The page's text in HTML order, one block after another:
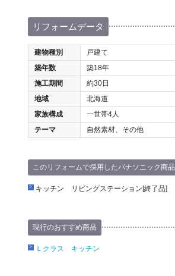
リフォームデータ
建物種別
戸建て
築年数
築18年
施工期間
約30日
地域
北海道
家族構成
一世帯4人
テーマ
自然素材、その他
このリフォームで採用したパナソニック商品
キッチン リビングステーション[終了品]
現行のおすすめ商品
Ｌクラス キッチン